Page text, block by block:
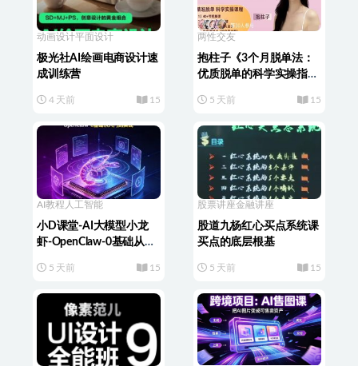
动画设计平面设计
极光社AI绘画电商设计速
成训练营
4 天前 15
两性交友
抱柱子《3个月脱单法：
优质脱单的科学实操指
5 天前 15
AI教程 人工智能
小D课堂-AI大模型小龙
虾-OpenClaw-0基础从入
5 天前 15
股票讲座金融讲座
股道九杨红心买点系统课
买点的底层根基
5 天前 15